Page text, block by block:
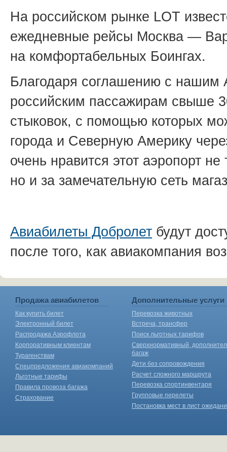
На российском рынке LOT
ежедневные рейсы Москва —
на комфортабельных Боингах.
Благодаря соглашению с нашим
российским пассажирам свыше
стыковок, с помощью которых
города и Северную Америку
очень нравится этот аэропорт
но и за замечательную сеть
Авиабилеты Добролет будут
после того, как авиакомпания
Продажа авиабилетов
Как купить билет
Электронный билет
Распродажа Аэрофлота
Корпоративным клиентам
Турагенствам
Спецпредложения авиакомпаний
Льготные тарифы
Правила провоза багажа
Страхование
Дополнительные услуги
Перевозка животных
Встреча, трансфер
Поиск льготных тарифов
Сверхнормативный,
багаж
Дети без сопровождения
Расчет сложного маршрута
Перевозка спортинвентаря
Групповые перелеты
Постановка мест в лист